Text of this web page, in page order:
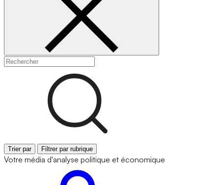
Trier par Filtrer par rubrique
Votre média d'analyse politique et économique